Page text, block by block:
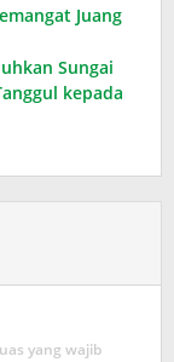
Juang
Sungai
kepada
yang wajib